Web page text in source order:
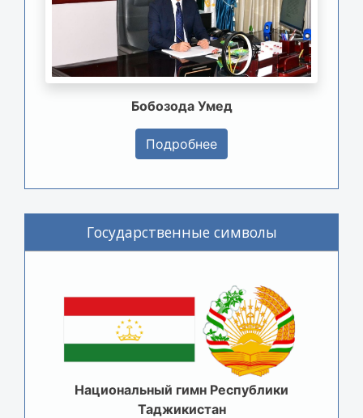
Бобозода Умед
Подробнее
Государственные символы
Национальный гимн Республики
Таджикистан